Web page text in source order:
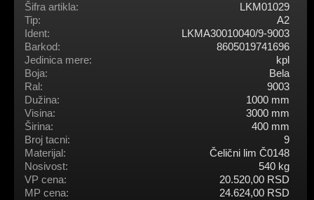
Šifra artikla:
LKM01029
Tip:
A2
Ident:
LKMA30010040/9-9003
Barkod:
8605019741696
Jedinica mere:
kpl
Boja:
Bela
Ral:
9003
Dužina:
1000 mm
Visina:
3000 mm
Širina:
400 mm
Broj tacni:
9
Materijal:
Čelični lim Č0148
Nosivost:
540 kg
VP cena:
20.520,00 RSD
MP cena:
24.624,00 RSD